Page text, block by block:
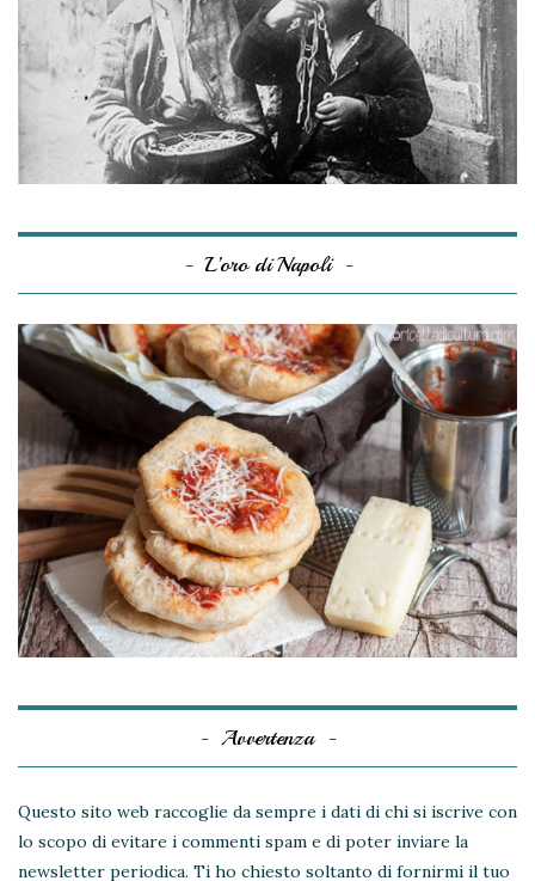
L’oro di Napoli
Avvertenza
Questo sito web raccoglie da sempre i dati di chi si iscrive con
lo scopo di evitare i commenti spam e di poter inviare la
newsletter periodica. Ti ho chiesto soltanto di fornirmi il tuo